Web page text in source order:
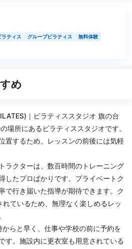
ラティス グループピラティス
無料体験
め
｜ピラティススタジオ 旗の台
場所にあるピラティススタジオです。
置するため、レッスンの前後には気軽
ラクターは、数百時間のトレーニング
したプロばかりです。プライベートク
で行き届いた指導が期待できます。ク
ているため、無理なく楽しめるレッ
らと早く、仕事や学校の前に予約を
す。施設内に更衣室も用意されている